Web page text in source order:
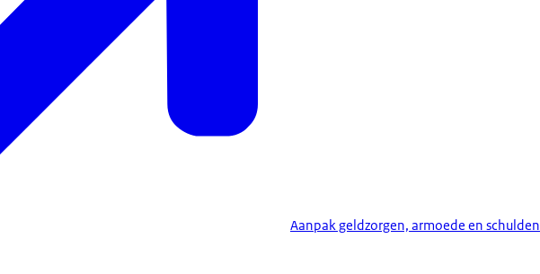
Aanpak geldzorgen, armoede en schulden